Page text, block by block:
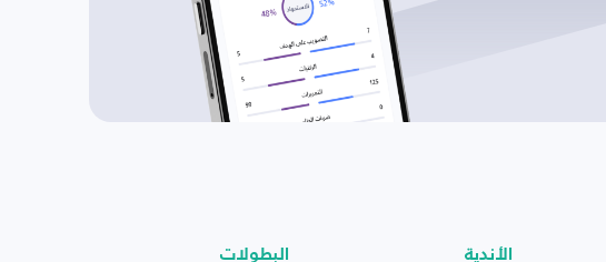
الأندية البطولات